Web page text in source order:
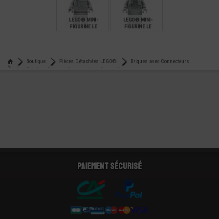
LEGO® MINI-
FIGURINE LE
LEGO® MINI-
FIGURINE LE
Boutique
Pièces Détachées LEGO®
Briques avec Connecteurs
Lego® brique 2x4 avec 1 connecteur réhaussé
Paiement sécurisé